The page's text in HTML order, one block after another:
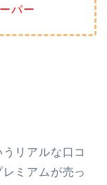
パー
リアルな口コ
ミアムが売っ